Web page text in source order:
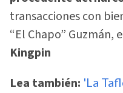
transacciones con
“El Chapo” Guzmán,
Kingpin
Lea también: 'La